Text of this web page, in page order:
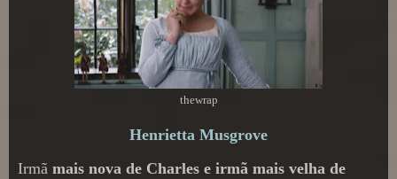
thewrap
Henrietta Musgrove
Irmã mais nova de Charles e irmã mais velha de